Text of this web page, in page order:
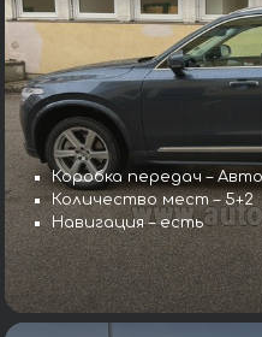
Коробка передач –
Количество мест – 5+2
Навигация – есть